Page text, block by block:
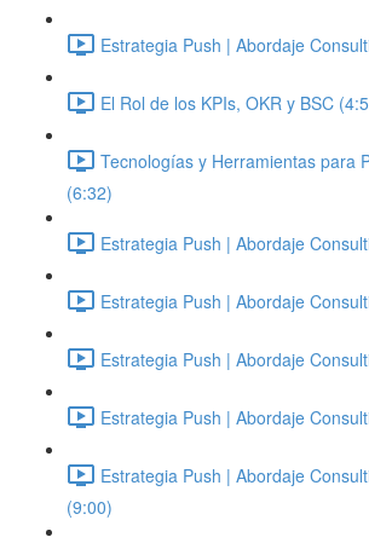
Estrategia Push | Abordaje
El Rol de los KPIs, OKR y BSC
Tecnologías y Herramientas para
(6:32)
Estrategia Push | Abordaje
Estrategia Push | Abordaje
Estrategia Push | Abordaje
Estrategia Push | Abordaje
Estrategia Push | Abordaje
(9:00)